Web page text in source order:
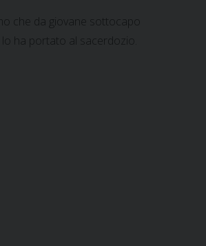
che da giovane sottocapo
ha portato al sacerdozio.